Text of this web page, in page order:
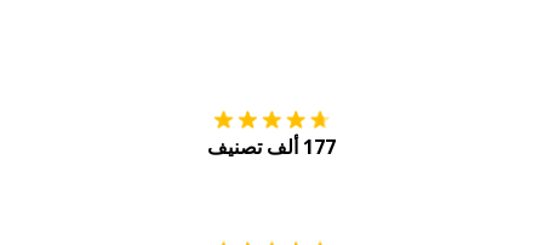
177 ألف تصنيف